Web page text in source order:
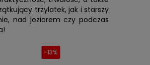
trzylatek, jak i starszy
nad jeziorem czy podczas
-13%